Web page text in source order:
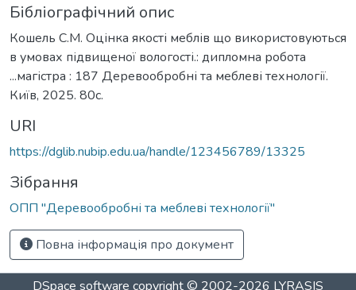
Бібліографічний опис
Кошель С.М. Оцінка якості меблів що використовуються
в умовах підвищеної вологості.: дипломна робота
...магістра : 187 Деревообробні та меблеві технології.
Київ, 2025. 80с.
URI
https://dglib.nubip.edu.ua/handle/123456789/13325
Зібрання
ОПП "Деревообробні та меблеві технології"
Повна інформація про документ
DSpace software copyright © 2002-2026 LYRASIS